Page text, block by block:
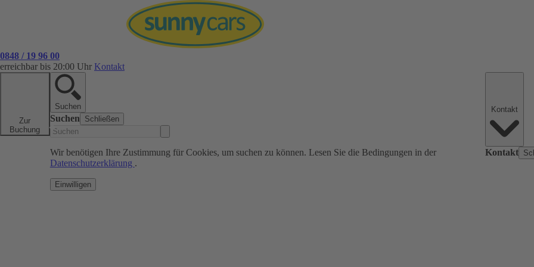
0848 / 19 96 00
erreichbar bis 20:00 Uhr Kontakt
Zur
Buchung
Suchen
Suchen Schließen
Wir benötigen Ihre Zustimmung für Cookies, um suchen zu können. Lesen Sie die Bedingungen in der
Datenschutzerklärung .
Einwilligen
Kontakt